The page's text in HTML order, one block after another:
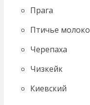
Прага
Птичье молоко
Черепаха
Чизкейк
Киевский